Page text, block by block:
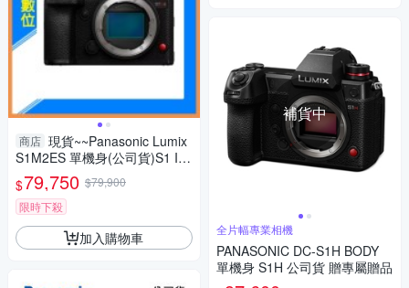
商店 現貨~~Panasonic Lumix
S1M2ES 單機身(公司貨)S1 II
ES
$79,750 $79,900
限時下殺
加入購物車
補貨中
全片幅專業相機
PANASONIC DC-S1H BODY
單機身 S1H 公司貨 贈專屬贈品